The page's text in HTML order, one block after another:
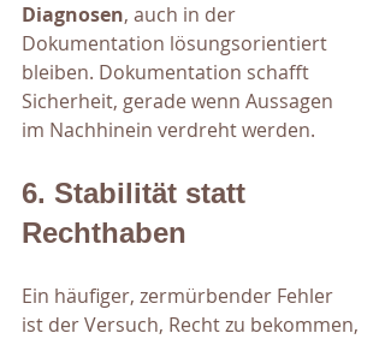
Diagnosen, auch in der
Dokumentation lösungsorientiert
bleiben. Dokumentation schafft
Sicherheit, gerade wenn Aussagen
im Nachhinein verdreht werden.
6. Stabilität statt
Rechthaben
Ein häufiger, zermürbender Fehler
ist der Versuch, Recht zu bekommen,